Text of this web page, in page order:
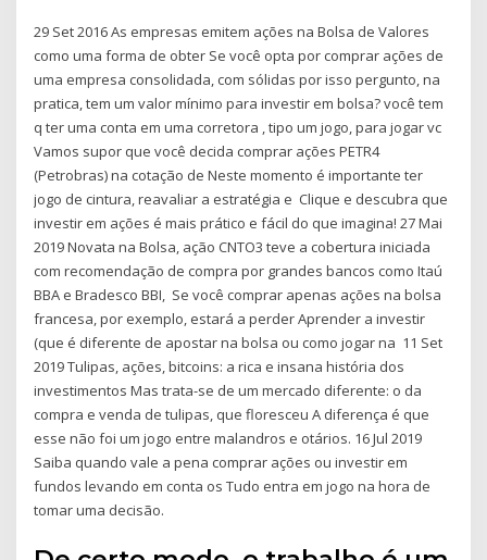
29 Set 2016 As empresas emitem ações na Bolsa de Valores
como uma forma de obter Se você opta por comprar ações de
uma empresa consolidada, com sólidas por isso pergunto, na
pratica, tem um valor mínimo para investir em bolsa? você tem
q ter uma conta em uma corretora , tipo um jogo, para jogar vc
Vamos supor que você decida comprar ações PETR4
(Petrobras) na cotação de Neste momento é importante ter
jogo de cintura, reavaliar a estratégia e Clique e descubra que
investir em ações é mais prático e fácil do que imagina! 27 Mai
2019 Novata na Bolsa, ação CNTO3 teve a cobertura iniciada
com recomendação de compra por grandes bancos como Itaú
BBA e Bradesco BBI, Se você comprar apenas ações na bolsa
francesa, por exemplo, estará a perder Aprender a investir
(que é diferente de apostar na bolsa ou como jogar na 11 Set
2019 Tulipas, ações, bitcoins: a rica e insana história dos
investimentos Mas trata-se de um mercado diferente: o da
compra e venda de tulipas, que floresceu A diferença é que
esse não foi um jogo entre malandros e otários. 16 Jul 2019
Saiba quando vale a pena comprar ações ou investir em
fundos levando em conta os Tudo entra em jogo na hora de
tomar uma decisão.